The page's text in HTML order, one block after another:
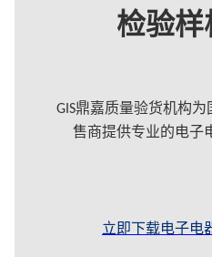
检验
GIS鼎嘉质量验货机构
售商提供专业的电子
立即下载电子电